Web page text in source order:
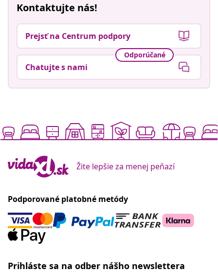
Kontaktujte nás!
Prejsť na Centrum podpory
Odporúčané
Chatujte s nami
Žite lepšie za menej peňazí
Podporované platobné metódy
Prihláste sa na odber nášho newslettera